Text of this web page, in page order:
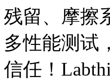
残留、摩擦
多性能测试
信任！